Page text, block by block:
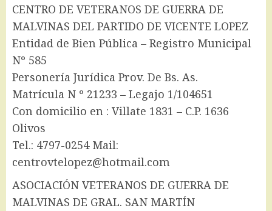
CENTRO DE VETERANOS DE GUERRA DE
MALVINAS DEL PARTIDO DE VICENTE LOPEZ
Entidad de Bien Pública – Registro Municipal
Nº 585
Personería Jurídica Prov. De Bs. As.
Matrícula N º 21233 – Legajo 1/104651
Con domicilio en : Villate 1831 – C.P. 1636
Olivos
Tel.: 4797-0254 Mail:
centrovtelopez@hotmail.com
ASOCIACIÓN VETERANOS DE GUERRA DE
MALVINAS DE GRAL. SAN MARTÍN